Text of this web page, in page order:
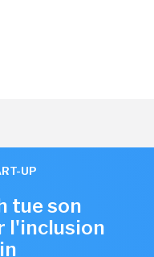
UP
tue son
l'inclusion